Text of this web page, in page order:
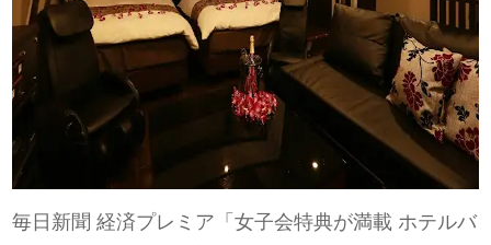
毎日新聞 経済プレミア「女子会特典が満載 ホテルバ